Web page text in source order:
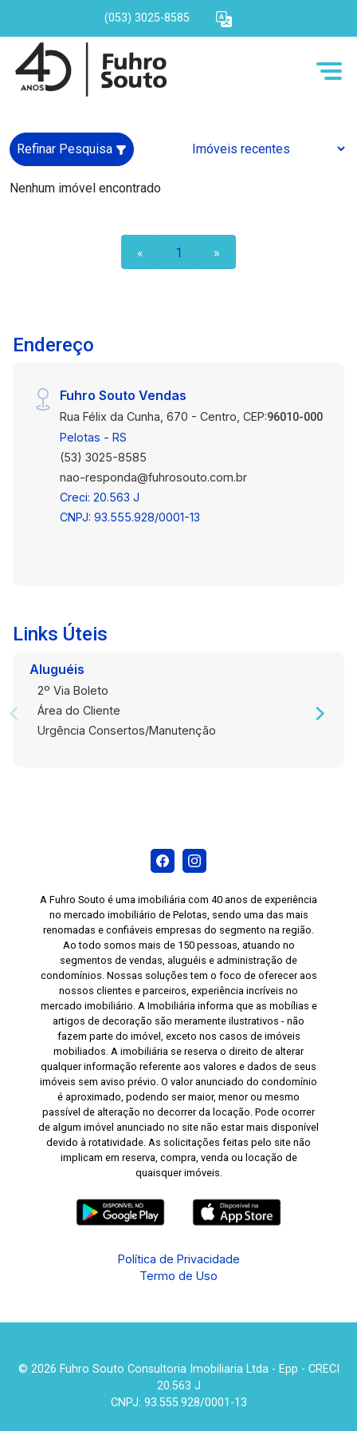
(053) 3025-8585
Refinar Pesquisa
Nenhum imóvel encontrado
« 1 »
Endereço
Fuhro Souto Vendas
Rua Félix da Cunha, 670 - Centro, CEP:96010-000
Pelotas - RS
(53) 3025-8585
nao-responda@fuhrosouto.com.br
Creci: 20.563 J
CNPJ: 93.555.928/0001-13
Links Úteis
Aluguéis
2º Via Boleto
Área do Cliente
Urgência Consertos/Manutenção
A Fuhro Souto é uma imobiliária com 40 anos de experiência
no mercado imobiliário de Pelotas, sendo uma das mais
renomadas e confiáveis empresas do segmento na região.
Ao todo somos mais de 150 pessoas, atuando no
segmentos de vendas, aluguéis e administração de
condomínios. Nossas soluções tem o foco de oferecer aos
nossos clientes e parceiros, experiência incríveis no
mercado imobiliário. A Imobiliária informa que as mobílias e
artigos de decoração são meramente ilustrativos - não
fazem parte do imóvel, exceto nos casos de imóveis
mobiliados. A imobiliária se reserva o direito de alterar
qualquer informação referente aos valores e dados de seus
imóveis sem aviso prévio. O valor anunciado do condomínio
é aproximado, podendo ser maior, menor ou mesmo
passível de alteração no decorrer da locação. Pode ocorrer
de algum imóvel anunciado no site não estar mais disponível
devido à rotatividade. As solicitações feitas pelo site não
implicam em reserva, compra, venda ou locação de
quaisquer imóveis.
Política de Privacidade
Termo de Uso
© 2026 Fuhro Souto Consultoria Imobiliaria Ltda - Epp - CRECI
20.563 J
CNPJ: 93.555.928/0001-13